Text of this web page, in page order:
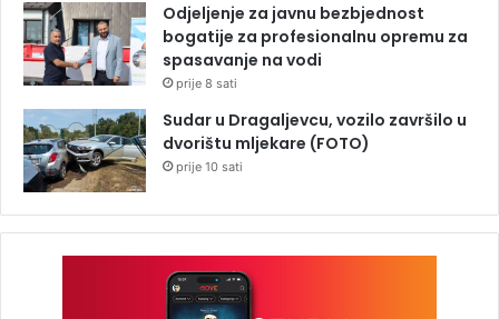
Odjeljenje za javnu bezbjednost
bogatije za profesionalnu opremu za
spasavanje na vodi
prije 8 sati
Sudar u Dragaljevcu, vozilo završilo u
dvorištu mljekare (FOTO)
prije 10 sati